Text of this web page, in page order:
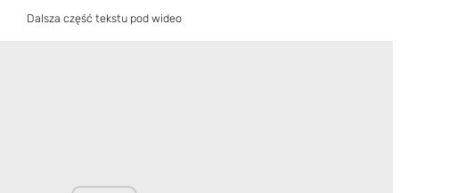
Dalsza część tekstu pod wideo